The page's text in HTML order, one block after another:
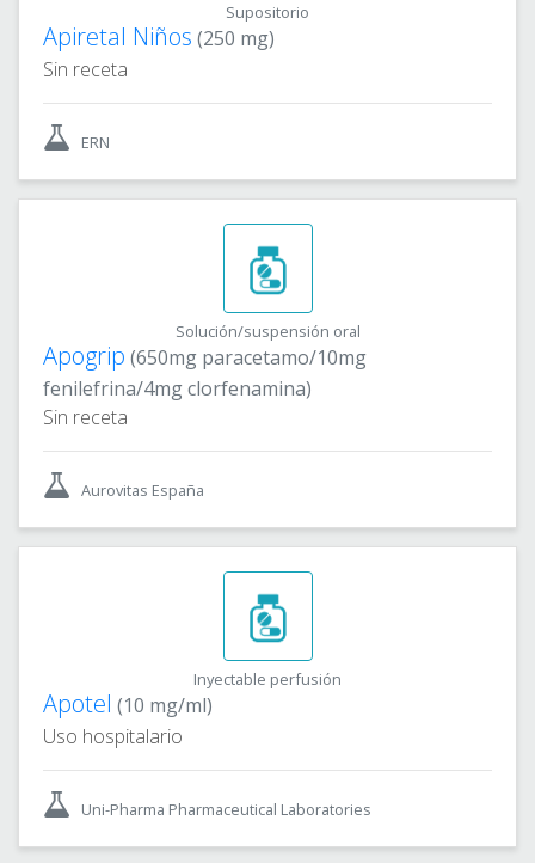
Supositorio
Apiretal Niños (250 mg)
Sin receta
ERN
Solución/suspensión oral
Apogrip (650mg paracetamo/10mg
fenilefrina/4mg clorfenamina)
Sin receta
Aurovitas España
Inyectable perfusión
Apotel (10 mg/ml)
Uso hospitalario
Uni-Pharma Pharmaceutical Laboratories